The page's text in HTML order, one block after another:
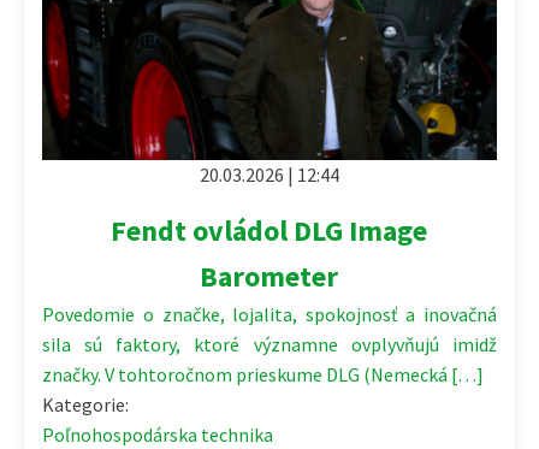
20.03.2026 | 12:44
Fendt ovládol DLG Image
Barometer
Povedomie o značke, lojalita, spokojnosť a inovačná
sila sú faktory, ktoré významne ovplyvňujú imidž
značky. V tohtoročnom prieskume DLG (Nemecká […]
Kategorie:
Poľnohospodárska technika